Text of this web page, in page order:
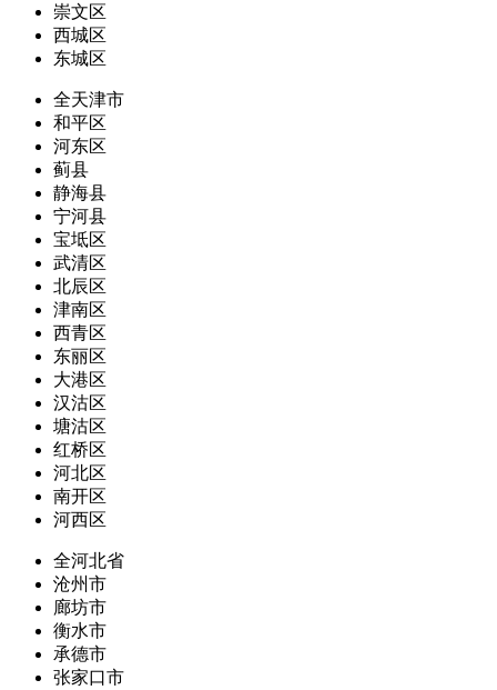
崇文区
西城区
东城区
全天津市
和平区
河东区
蓟县
静海县
宁河县
宝坻区
武清区
北辰区
津南区
西青区
东丽区
大港区
汉沽区
塘沽区
红桥区
河北区
南开区
河西区
全河北省
沧州市
廊坊市
衡水市
承德市
张家口市